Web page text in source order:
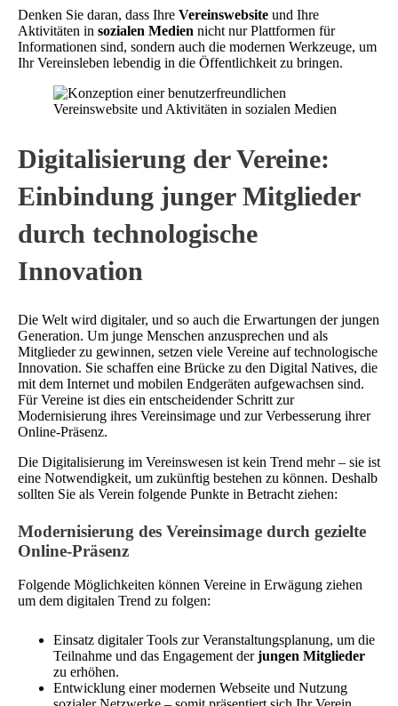
Denken Sie daran, dass Ihre Vereinswebsite und Ihre
Aktivitäten in sozialen Medien nicht nur Plattformen für
Informationen sind, sondern auch die modernen Werkzeuge, um
Ihr Vereinsleben lebendig in die Öffentlichkeit zu bringen.
Digitalisierung der Vereine:
Einbindung junger Mitglieder
durch technologische
Innovation
Die Welt wird digitaler, und so auch die Erwartungen der jungen
Generation. Um junge Menschen anzusprechen und als
Mitglieder zu gewinnen, setzen viele Vereine auf technologische
Innovation. Sie schaffen eine Brücke zu den Digital Natives, die
mit dem Internet und mobilen Endgeräten aufgewachsen sind.
Für Vereine ist dies ein entscheidender Schritt zur
Modernisierung ihres Vereinsimage und zur Verbesserung ihrer
Online-Präsenz.
Die Digitalisierung im Vereinswesen ist kein Trend mehr – sie ist
eine Notwendigkeit, um zukünftig bestehen zu können. Deshalb
sollten Sie als Verein folgende Punkte in Betracht ziehen:
Modernisierung des Vereinsimage durch gezielte
Online-Präsenz
Folgende Möglichkeiten können Vereine in Erwägung ziehen
um dem digitalen Trend zu folgen:
Einsatz digitaler Tools zur Veranstaltungsplanung, um die
Teilnahme und das Engagement derjungen Mitglieder
zu erhöhen.
Entwicklung einer modernen Webseite und Nutzung